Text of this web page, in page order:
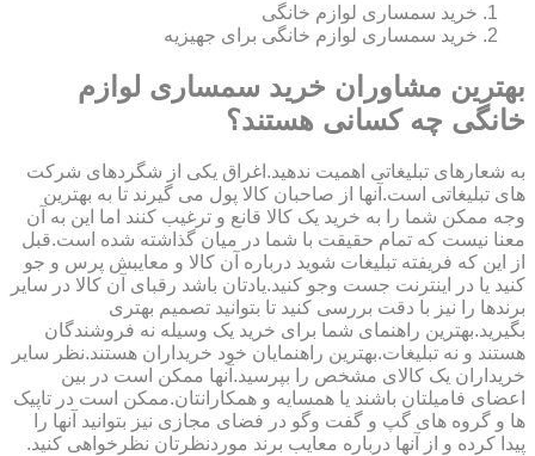
خرید سمساری لوازم خانگی
خرید سمساری لوازم خانگی برای جهیزیه
بهترین مشاوران خرید سمساری لوازم
خانگی چه کسانی هستند؟
به شعارهای تبلیغاتی اهمیت ندهید.اغراق یکی از شگردهای شرکت
های تبلیغاتی است.آنها از صاحبان کالا پول می گیرند تا به بهترین
وجه ممکن شما را به خرید یک کالا قانع و ترغیب کنند اما این به آن
معنا نیست که تمام حقیقت با شما در میان گذاشته شده است.قبل
از این که فریفته تبلیغات شوید درباره آن کالا و معایبش پرس و جو
کنید یا در اینترنت جست وجو کنید.یادتان باشد رقبای آن کالا در سایر
برندها را نیز با دقت بررسی کنید تا بتوانید تصمیم بهتری
بگیرید.بهترین راهنمای شما برای خرید یک وسیله نه فروشندگان
هستند و نه تبلیغات.بهترین راهنمایان خود خریداران هستند.نظر سایر
خریداران یک کالای مشخص را بپرسید.آنها ممکن است در بین
اعضای فامیلتان باشند یا همسایه و همکارانتان.ممکن است در تاپیک
ها و گروه های گپ و گفت وگو در فضای مجازی نیز بتوانید آنها را
پیدا کرده و از آنها درباره معایب برند موردنظرتان نظرخواهی کنید.